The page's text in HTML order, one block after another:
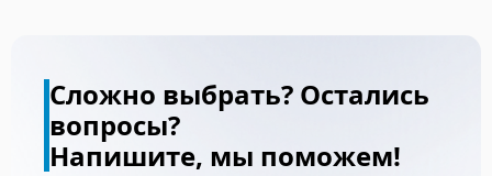
Сложно выбрать? Остались
вопросы?
Напишите, мы поможем!